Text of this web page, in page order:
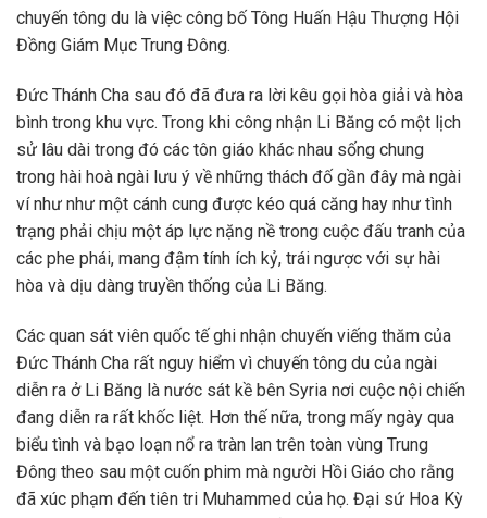
chuyến tông du là việc công bố Tông Huấn Hậu Thượng Hội
Đồng Giám Mục Trung Đông.
Đức Thánh Cha sau đó đã đưa ra lời kêu gọi hòa giải và hòa
bình trong khu vực. Trong khi công nhận Li Băng có một lịch
sử lâu dài trong đó các tôn giáo khác nhau sống chung
trong hài hoà ngài lưu ý về những thách đố gần đây mà ngài
ví như như một cánh cung được kéo quá căng hay như tình
trạng phải chịu một áp lực nặng nề trong cuộc đấu tranh của
các phe phái, mang đậm tính ích kỷ, trái ngược với sự hài
hòa và dịu dàng truyền thống của Li Băng.
Các quan sát viên quốc tế ghi nhận chuyến viếng thăm của
Đức Thánh Cha rất nguy hiểm vì chuyến tông du của ngài
diễn ra ở Li Băng là nước sát kề bên Syria nơi cuộc nội chiến
đang diễn ra rất khốc liệt. Hơn thế nữa, trong mấy ngày qua
biểu tình và bạo loạn nổ ra tràn lan trên toàn vùng Trung
Đông theo sau một cuốn phim mà người Hồi Giáo cho rằng
đã xúc phạm đến tiên tri Muhammed của họ. Đại sứ Hoa Kỳ